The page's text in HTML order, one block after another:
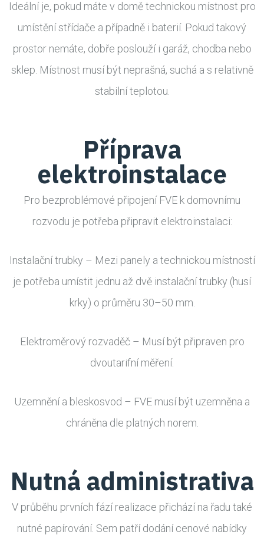
Ideální je, pokud máte v domě technickou místnost pro
umístění střídače a případně i baterií. Pokud takový
prostor nemáte, dobře poslouží i garáž, chodba nebo
sklep. Místnost musí být neprašná, suchá a s relativně
stabilní teplotou.
Příprava
elektroinstalace
Pro bezproblémové připojení FVE k domovnímu
rozvodu je potřeba připravit elektroinstalaci:
Instalační trubky – Mezi panely a technickou místností
je potřeba umístit jednu až dvě instalační trubky (husí
krky) o průměru 30–50 mm.
Elektroměrový rozvaděč – Musí být připraven pro
dvoutarifní měření.
Uzemnění a bleskosvod – FVE musí být uzemněna a
chráněna dle platných norem.
Nutná administrativa
V průběhu prvních fází realizace přichází na řadu také
nutné papírování. Sem patří dodání cenové nabídky